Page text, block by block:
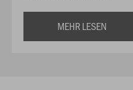
MEHR LESEN